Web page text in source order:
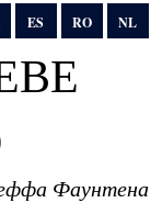
ES RO NL
Фаунтена